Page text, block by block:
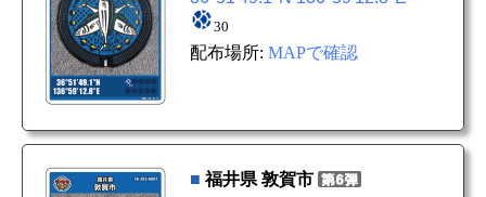
30
配布場所: MAPで確認
■ 福井県 敦賀市